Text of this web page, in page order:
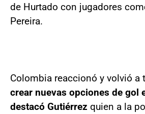
de Hurtado con jugadores
Pereira.
Colombia reaccionó y volvió a
crear nuevas opciones de gol
destacó Gutiérrez quien a la